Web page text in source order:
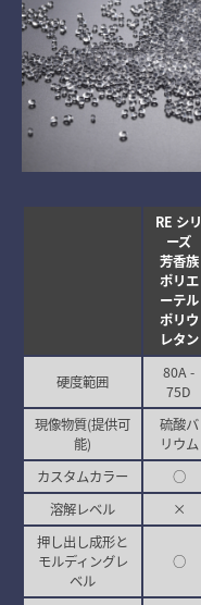
RE シリ
ーズ
芳香族
ポリエ
ーテル
ポリウ
レタン
硬度範囲
80A -
75D
現像物質(提供可
能)
硫酸バ
リウム
カスタムカラー
○
溶解レベル
×
押し出し成形と
モルディングレ
ベル
○